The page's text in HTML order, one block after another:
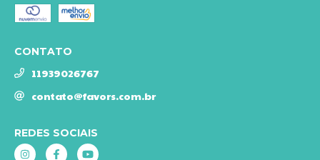
CONTATO
11939026767
contato@favors.com.br
REDES SOCIAIS